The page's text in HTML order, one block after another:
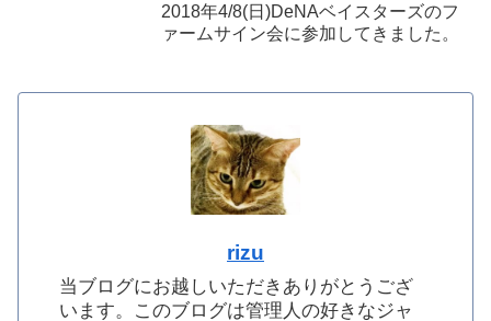
2018年4/8(日)DeNAベイスターズのフ
ァームサイン会に参加してきました。
rizu
当ブログにお越しいただきありがとうござ
います。このブログは管理人の好きなジャ